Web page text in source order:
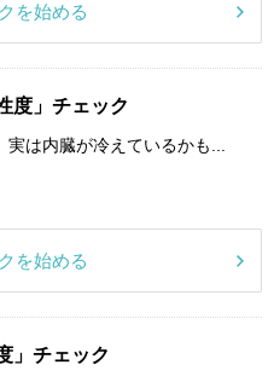
を始める
度」チェック
は内臓が冷えているかも...
を始める
」チェック